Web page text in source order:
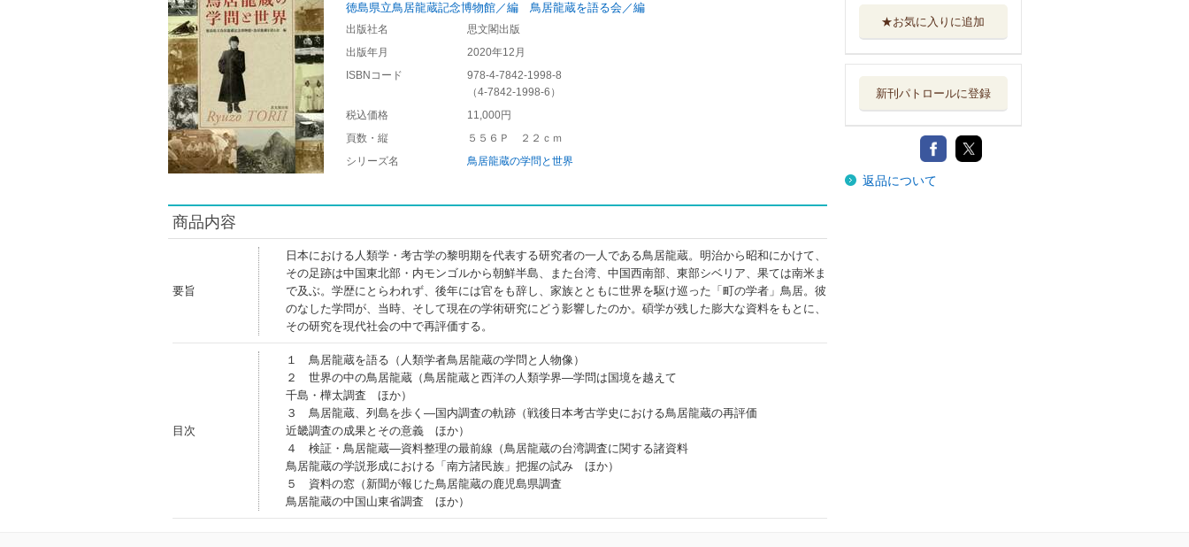
徳島県立鳥居龍蔵記念博物館／編 鳥居龍蔵を語る会／編
出版社名
思文閣出版
出版年月
2020年12月
ISBNコード
978-4-7842-1998-8
（4-7842-1998-6 ）
税込価格
11,000円
頁数・縦
５５６Ｐ ２２ｃｍ
シリーズ名
鳥居龍蔵の学問と世界
商品内容
要旨
日本における人類学・考古学の黎明期を代表する研究者の一人である鳥居龍蔵。明治から昭和にかけて、
その足跡は中国東北部・内モンゴルから朝鮮半島、また台湾、中国西南部、東部シベリア、果ては南米ま
で及ぶ。学歴にとらわれず、後年には官をも辞し、家族とともに世界を駆け巡った「町の学者」鳥居。彼
のなした学問が、当時、そして現在の学術研究にどう影響したのか。碩学が残した膨大な資料をもとに、
その研究を現代社会の中で再評価する。
目次
１ 鳥居龍蔵を語る（人類学者鳥居龍蔵の学問と人物像）
２ 世界の中の鳥居龍蔵（鳥居龍蔵と西洋の人類学界―学問は国境を越えて
千島・樺太調査 ほか）
３ 鳥居龍蔵、列島を歩く―国内調査の軌跡（戦後日本考古学史における鳥居龍蔵の再評価
近畿調査の成果とその意義 ほか）
４ 検証・鳥居龍蔵―資料整理の最前線（鳥居龍蔵の台湾調査に関する諸資料
鳥居龍蔵の学説形成における「南方諸民族」把握の試み ほか）
５ 資料の窓（新聞が報じた鳥居龍蔵の鹿児島県調査
鳥居龍蔵の中国山東省調査 ほか）
★お気に入りに追加
新刊パトロールに登録
返品について